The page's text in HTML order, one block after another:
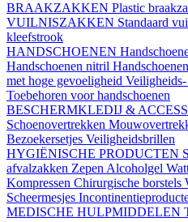
BRAAKZAKKEN Plastic
VUILNISZAKKEN Standaard
kleefstrook
HANDSCHOENEN
Handschoenen nitril
met hoge gevoeligheid Veiligheids-
Toebehoren voor handschoenen
BESCHERMKLEDIJ &
Schoenovertrekken
Bezoekersetjes Veiligheidsbrillen
HYGIËNISCHE PRODUCTEN
afvalzakken Zepen Alcoholgel
Kompressen Chirurgische borstels
Scheermesjes
MEDISCHE HULPMIDDELEN